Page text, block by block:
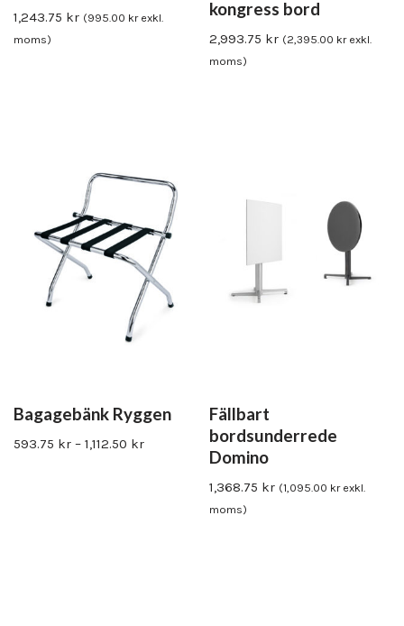
1,243.75 kr (995.00 krexkl.
moms)
kongress bord
2,993.75 kr (2,395.00 krexkl.
moms)
Bagagebänk Ryggen
593.75 kr – 1,112.50 kr
Fällbart
bordsunderrede
Domino
1,368.75 kr (1,095.00 krexkl.
moms)